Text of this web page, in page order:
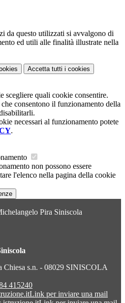
da questo utilizzati si avvalgono di
ed utili alle finalità illustrate nella
Accetta tutti i cookies
scegliere quali cookie consentire.
consentono il funzionamento della
necessari al funzionamento potete
.
non possono essere
l'elenco nella pagina della cookie
Pira Siniscola
Chiesa s.n. - 08029 SINISCOLA
415240
Link per inviare una mail